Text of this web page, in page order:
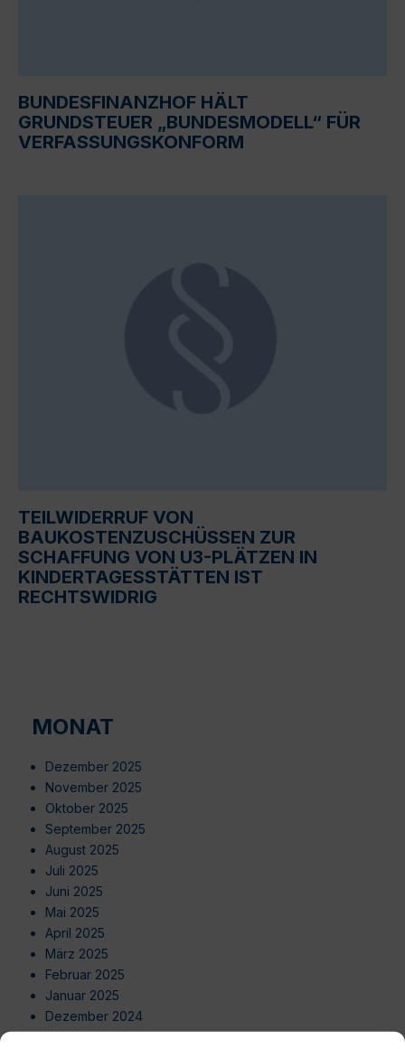
BUNDESFINANZHOF HÄLT
GRUNDSTEUER „BUNDESMODELL“ FÜR
VERFASSUNGSKONFORM
TEILWIDERRUF VON
BAUKOSTENZUSCHÜSSEN ZUR
SCHAFFUNG VON U3-PLÄTZEN IN
KINDERTAGESSTÄTTEN IST
RECHTSWIDRIG
MONAT
Dezember 2025
November 2025
Oktober 2025
September 2025
August 2025
Juli 2025
Juni 2025
Mai 2025
April 2025
März 2025
Februar 2025
Januar 2025
Dezember 2024
November 2024